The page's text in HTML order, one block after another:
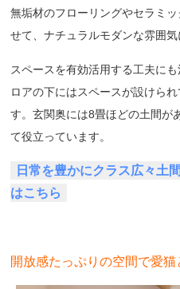
無垢材のフローリングやセラミ
せて、ナチュラルモダンな雰囲気
スペースを有効活用する工夫にも
ロアの下にはスペースが設けら
す。玄関奥には8畳ほどの土間が
て役立っています。
日常を豊かにクラス広々土
はこちら
開放感たっぷりの空間で愛